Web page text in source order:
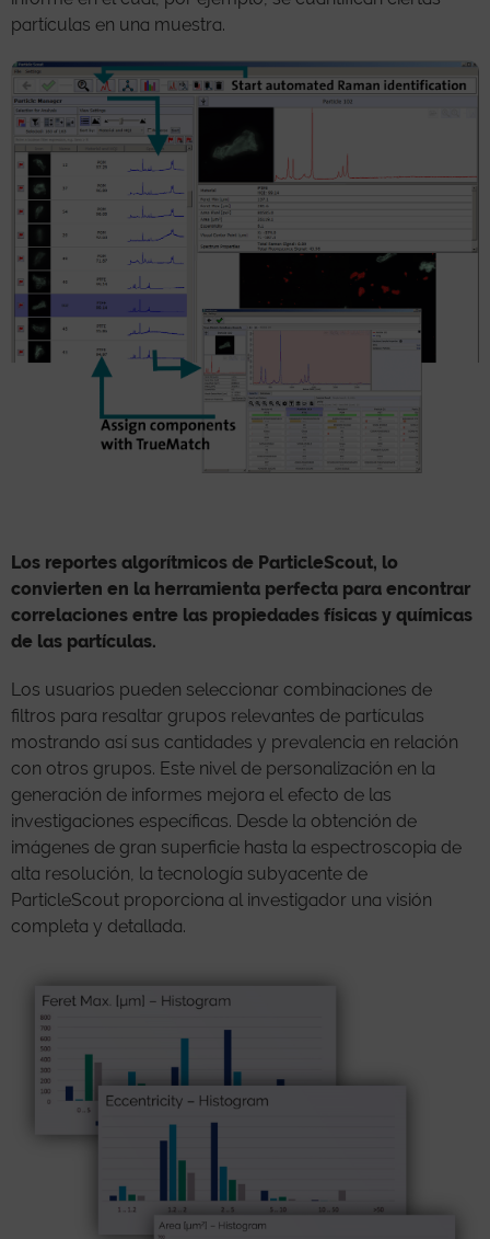
partículas en una muestra.
Los reportes algorítmicos de ParticleScout, lo
convierten en la herramienta perfecta para encontrar
correlaciones entre las propiedades físicas y químicas
de las partículas.
Los usuarios pueden seleccionar combinaciones de
filtros para resaltar grupos relevantes de partículas
mostrando así sus cantidades y prevalencia en relación
con otros grupos. Este nivel de personalización en la
generación de informes mejora el efecto de las
investigaciones específicas. Desde la obtención de
imágenes de gran superficie hasta la espectroscopia de
alta resolución, la tecnología subyacente de
ParticleScout proporciona al investigador una visión
completa y detallada.